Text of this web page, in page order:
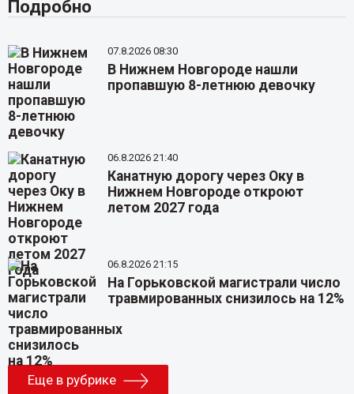
Подробно
07.8.2026 08:30
В Нижнем Новгороде нашли
пропавшую 8-летнюю девочку
06.8.2026 21:40
Канатную дорогу через Оку в
Нижнем Новгороде откроют
летом 2027 года
06.8.2026 21:15
На Горьковской магистрали число
травмированных снизилось на 12%
Еще в рубрике